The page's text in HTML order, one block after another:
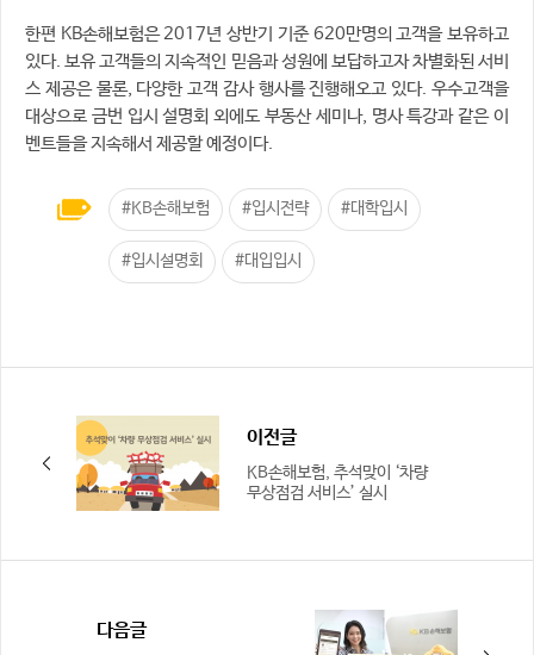
한편 KB손해보험은 2017년 상반기 기준 620만명의 고객을 보유하고
있다. 보유 고객들의 지속적인 믿음과 성원에 보답하고자 차별화된 서비
스 제공은 물론, 다양한 고객 감사 행사를 진행해오고 있다. 우수고객을
대상으로 금번 입시 설명회 외에도 부동산 세미나, 명사 특강과 같은 이
벤트들을 지속해서 제공할 예정이다.
#KB손해보험 #입시전략 #대학입시
#입시설명회 #대입입시
이전글
KB손해보험, 추석맞이 ‘차량
무상점검 서비스’ 실시
다음글